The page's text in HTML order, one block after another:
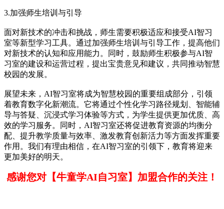
3.加强师生培训与引导
面对新技术的冲击和挑战，师生需要积极适应和接受AI智习
室等新型学习工具。通过加强师生培训与引导工作，提高他们
对新技术的认知和应用能力。同时，鼓励师生积极参与AI智
习室的建设和运营过程，提出宝贵意见和建议，共同推动智慧
校园的发展。
展望未来，AI智习室将成为智慧校园的重要组成部分，引领
着教育数字化新潮流。它将通过个性化学习路径规划、智能辅
导与答疑、沉浸式学习体验等方式，为学生提供更加优质、高
效的学习服务。同时，AI智习室还将促进教育资源的均衡分
配、提升教学质量与效率、激发教育创新活力等方面发挥重要
作用。我们有理由相信，在AI智习室的引领下，教育将迎来
更加美好的明天。
感谢您对【牛童学AI自习室】加盟合作的关注！